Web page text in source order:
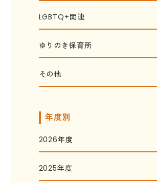
LGBTQ+関連
ゆりのき保育所
その他
年度別
2026年度
2025年度